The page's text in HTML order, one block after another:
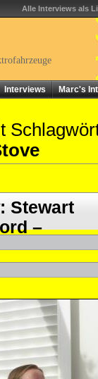
Alle Interviews als
Interviews Marc's
Stewart
–